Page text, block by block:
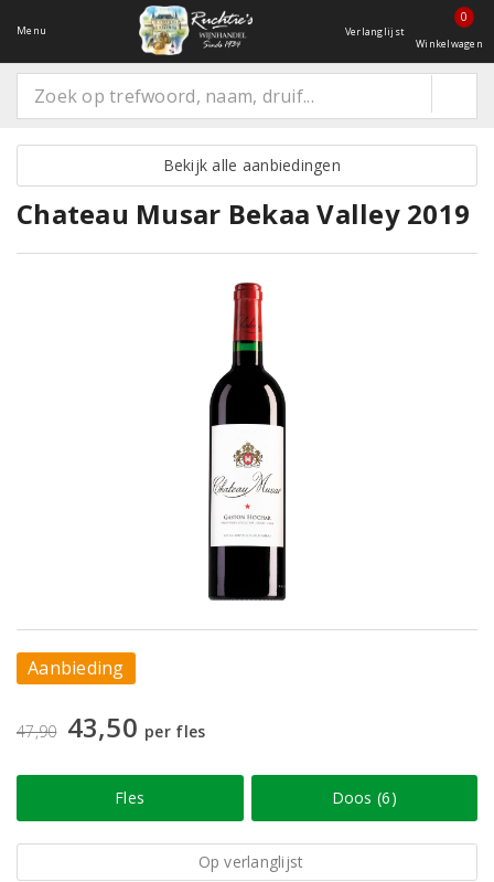
Menu Verlanglijst
0
Winkelwagen
Bekijk alle aanbiedingen
Chateau Musar Bekaa Valley 2019
Aanbieding
47,90 43,50 per fles
Fles Doos (6)
Op verlanglijst